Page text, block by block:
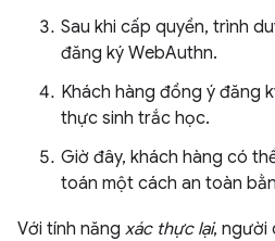
Sau khi cấp quyền, trình
đăng ký WebAuthn.
Khách hàng đồng ý đăng
thực sinh trắc học.
Giờ đây, khách hàng có
toán một cách an toàn
Với tính năng xác thực lại, người